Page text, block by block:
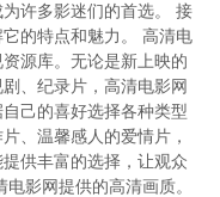
许多影迷们的首选。 接
的特点和魅力。 高清电
源库。无论是新上映的
、纪录片，高清电影网
己的喜好选择各种类型
、温馨感人的爱情片，
供丰富的选择，让观众
影网提供的高清画质。